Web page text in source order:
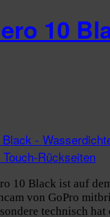
10
10 Black ist auf
von GoPro
technisch